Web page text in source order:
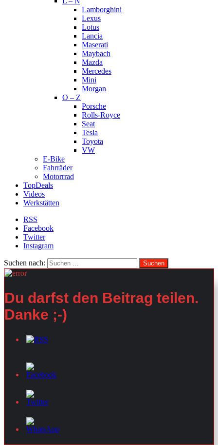
Lamborghini
Lexus
Lotus
Lancia
Maserati
Maybach
Mazda
Mercedes
Mini
Morgan
O – Z
Porsche
Rolls-Royce
Seat
Tesla
Toyota
VW
E-Bike
Fahrräder
Motorrrad
TopDeals
Videos
Werkstätten
RSS
Facebook
Twitter
Instagram
Suchen nach:
Du darfst den Beitrag teilen.
Danke ;-)